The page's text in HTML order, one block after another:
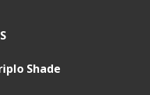
Shade